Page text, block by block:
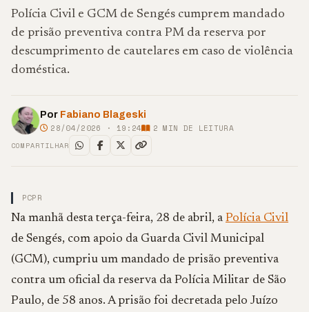
Polícia Civil e GCM de Sengés cumprem mandado
de prisão preventiva contra PM da reserva por
descumprimento de cautelares em caso de violência
doméstica.
Por Fabiano Blageski
28/04/2026 · 19:24 2 MIN DE LEITURA
COMPARTILHAR
PCPR
Na manhã desta terça-feira, 28 de abril, a Polícia Civil
de Sengés, com apoio da Guarda Civil Municipal
(GCM), cumpriu um mandado de prisão preventiva
contra um oficial da reserva da Polícia Militar de São
Paulo, de 58 anos. A prisão foi decretada pelo Juízo